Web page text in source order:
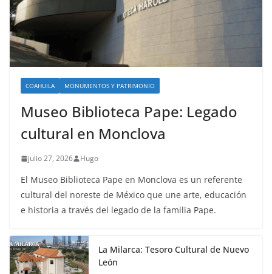
COAHUILA MONUMENTOS Y PATRIMONIO
Museo Biblioteca Pape: Legado
cultural en Monclova
julio 27, 2026 Hugo
El Museo Biblioteca Pape en Monclova es un referente
cultural del noreste de México que une arte, educación
e historia a través del legado de la familia Pape.
La Milarca: Tesoro Cultural de Nuevo
León